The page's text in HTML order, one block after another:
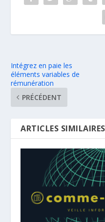
Intégrez en paie les
éléments variables de
rémunération
PRÉCÉDENT
ARTICLES SIMILAIRES